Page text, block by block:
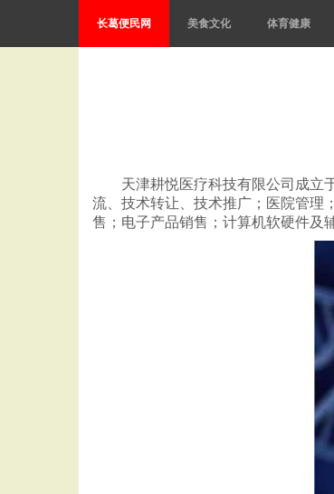
长葛便民网 美食文化 体育健康
天津耕悦医疗科技有限公司成立
流、技术转让、技术推广；医院管理
售；电子产品销售；计算机软硬件及